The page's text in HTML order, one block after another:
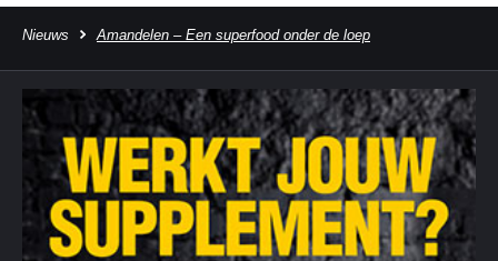
Nieuws Amandelen – Een superfood onder de loep